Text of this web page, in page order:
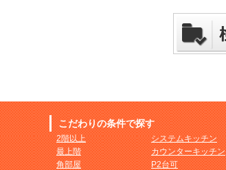
こだわりの条件で探す
2階以上
最上階
角部屋
システムキッチン
カウンターキッチン
P2台可